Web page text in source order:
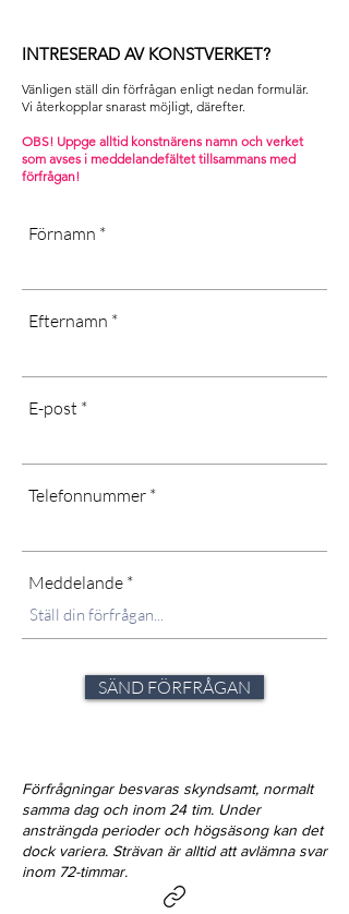
INTRESERAD AV KONSTVERKET?
Vänligen ställ din förfrågan enligt nedan formulär.
Vi återkopplar snarast möjligt, därefter. ​
OBS! Uppge alltid konstnärens namn och verket
som avses i meddelandefältet tillsammans med
förfrågan!
Förnamn
Efternamn
E-post
Telefonnummer
Meddelande
SÄND FÖRFRÅGAN
Förfrågningar besvaras skyndsamt, normalt
samma dag och inom 24 tim. Under
ansträngda perioder och högsäsong kan det
dock variera. Strävan är alltid att avlämna svar
inom 72-timmar.